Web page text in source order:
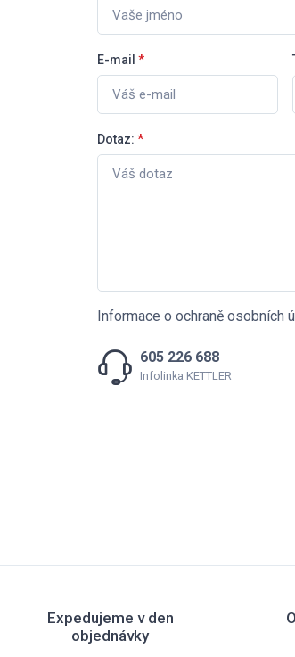
E-mail *
Dotaz: *
Informace o ochraně osobních
605 226 688
Infolinka KETTLER
Expedujeme v den
objednávky